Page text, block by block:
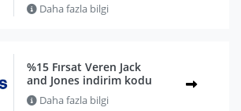
Daha fazla bilgi
%15 Fırsat Veren Jack
and Jones indirim kodu
Daha fazla bilgi